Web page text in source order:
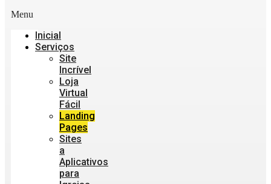
Menu
Inicial
Serviços
Site
Incrível
Loja
Virtual
Fácil
Landing
Pages
Sites
a
Aplicativos
para